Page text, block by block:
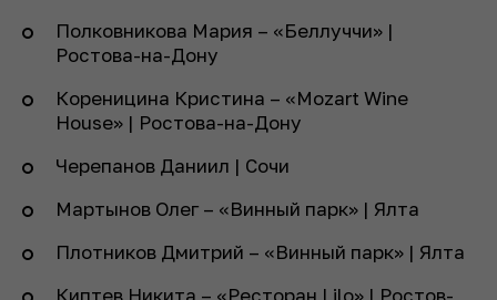
Полковникова Мария – «Беллуччи» |
Ростова-на-Дону
Кореницина Кристина – «Mozart Wine
House» | Ростова-на-Дону
Черепанов Даниил | Сочи
Мартынов Олег – «Винный парк» | Ялта
Плотников Дмитрий – «Винный парк» | Ялта
Киптев Никита – «Ресторан Lilo» | Ростов-